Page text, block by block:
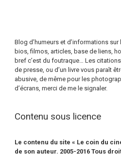
Blog d’humeurs et d’informations
bios, filmos, articles, base de liens,
bref c’est du foutraque… Les
de presse, ou d’un livre vous paraît
abusive, de même pour les
d’écrans, merci de me le signaler.
Contenu sous licence
Le contenu du site « Le coin du
de son auteur. 2005-2016 Tous